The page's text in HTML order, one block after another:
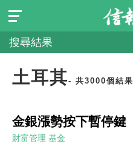
搜尋結果
土耳其- 共3000個結果
金銀漲勢按下暫停鍵
財富管理 基金